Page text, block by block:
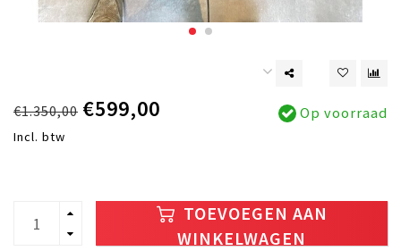
€1.350,00 €599,00
Incl. btw
Op voorraad
TOEVOEGEN AAN
WINKELWAGEN